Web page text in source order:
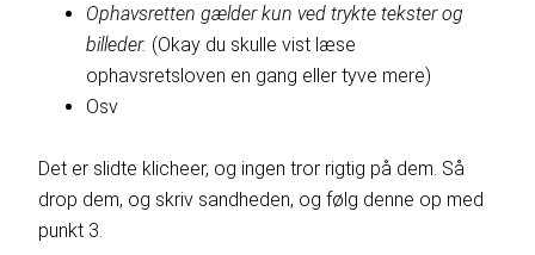
Ophavsretten gælder kun ved trykte tekster og
billeder. (Okay du skulle vist læse
ophavsretsloven en gang eller tyve mere)
Osv
Det er slidte klicheer, og ingen tror rigtig på dem. Så
drop dem, og skriv sandheden, og følg denne op med
punkt 3.